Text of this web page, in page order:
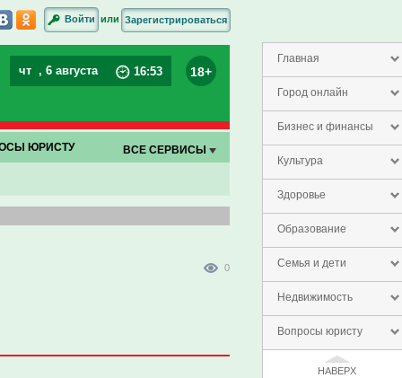
Главная
Город онлайн
Бизнес и финансы
Культура
Здоровье
Образование
Семья и дети
Недвижимость
Вопросы юристу
НАВЕРХ
Войти или Зарегистрироваться
чт , 6 августа 16:53 18+
ЮРИСТУ ВСЕ СЕРВИСЫ
0